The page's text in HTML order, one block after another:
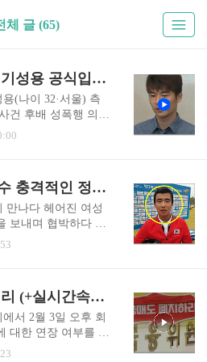
체 글 (65)
축구선수 성폭행 관련 기성용 공식입장(+실시간 뉴스)
(나이 32·서울) 측
건 후배 성폭행 의혹
오명으로 인한 피
뉴스 보는 방법 안
뉴스 보는 방법 안
하는 뉴스채널을 꼽
다. 요즘 사장 문제
보는 뉴스 채널이
아역배우 출신 승마선수 충격적인 정체(+이름)
만나다 헤어진 여성
보내며 협박하다 고
적인 선택까지 했
news.sbs.co.kr/new
박…승마 국대 출신
남성이 만나다 헤어
공매도 연장 기간 총정리 (+실시간속보) YTN 온에어
서 2월 3일 오후 회
대한 연장 여부를 결
는 시장영향을 최